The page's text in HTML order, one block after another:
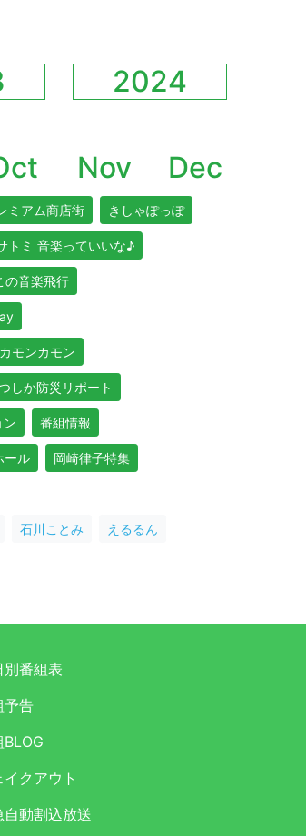
2024
Nov Dec
ミアム商店街 きしゃぽっぽ
トミ 音楽っていいな♪
の音楽飛行
モンカモン
しか防災リポート
ン 番組情報
ール 岡崎律子特集
石川ことみ えるるん
別番組表
予告
BLOG
イクアウト
自動割込放送